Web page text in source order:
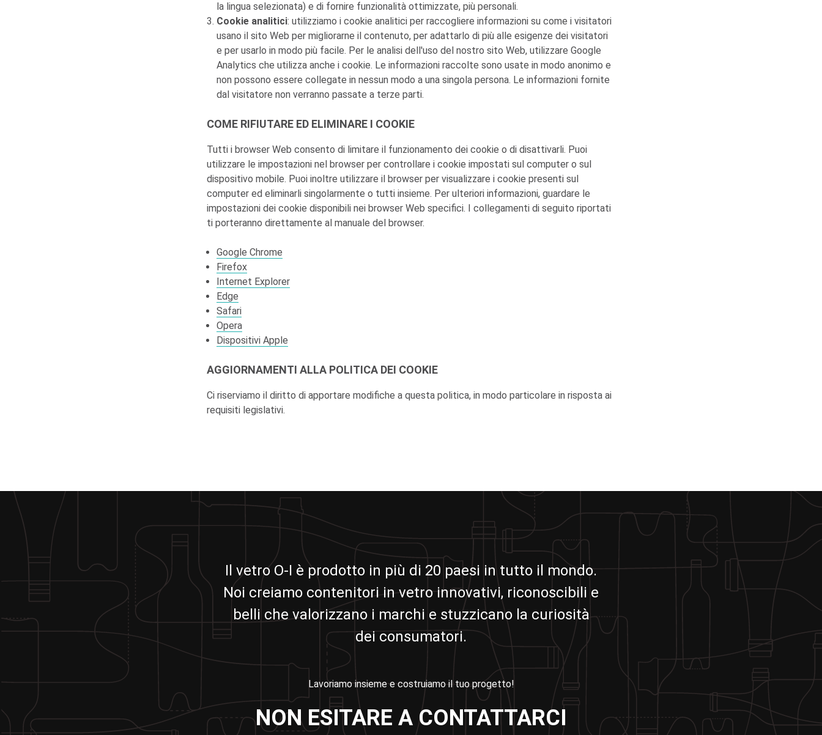
la lingua selezionata) e di fornire funzionalità ottimizzate, più personali.
Cookie analitici: utilizziamo i cookie analitici per raccogliere informazioni su come i visitatori
usano il sito Web per migliorarne il contenuto, per adattarlo di più alle esigenze dei visitatori
e per usarlo in modo più facile. Per le analisi dell'uso del nostro sito Web, utilizzare Google
Analytics che utilizza anche i cookie. Le informazioni raccolte sono usate in modo anonimo e
non possono essere collegate in nessun modo a una singola persona. Le informazioni fornite
dal visitatore non verranno passate a terze parti.
COME RIFIUTARE ED ELIMINARE I COOKIE
Tutti i browser Web consento di limitare il funzionamento dei cookie o di disattivarli. Puoi
utilizzare le impostazioni nel browser per controllare i cookie impostati sul computer o sul
dispositivo mobile. Puoi inoltre utilizzare il browser per visualizzare i cookie presenti sul
computer ed eliminarli singolarmente o tutti insieme. Per ulteriori informazioni, guardare le
impostazioni dei cookie disponibili nei browser Web specifici. I collegamenti di seguito riportati
ti porteranno direttamente al manuale del browser.
Google Chrome
Firefox
Internet Explorer
Edge
Safari
Opera
Dispositivi Apple
AGGIORNAMENTI ALLA POLITICA DEI COOKIE
Ci riserviamo il diritto di apportare modifiche a questa politica, in modo particolare in risposta ai
requisiti legislativi.
Il vetro O-I è prodotto in più di 20 paesi in tutto il mondo.
Noi creiamo contenitori in vetro innovativi, riconoscibili e
belli che valorizzano i marchi e stuzzicano la curiosità
dei consumatori.
Lavoriamo insieme e costruiamo il tuo progetto!
NON ESITARE A CONTATTARCI